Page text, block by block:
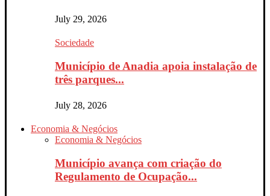
July 29, 2026
Sociedade
Município de Anadia apoia instalação de
três parques...
July 28, 2026
Economia & Negócios
Economia & Negócios
Município avança com criação do
Regulamento de Ocupação...